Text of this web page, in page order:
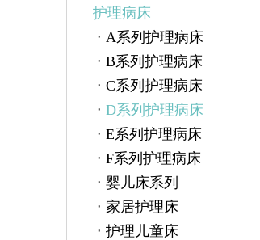
护理病床
A系列护理病床
B系列护理病床
C系列护理病床
D系列护理病床
E系列护理病床
F系列护理病床
婴儿床系列
家居护理床
护理儿童床